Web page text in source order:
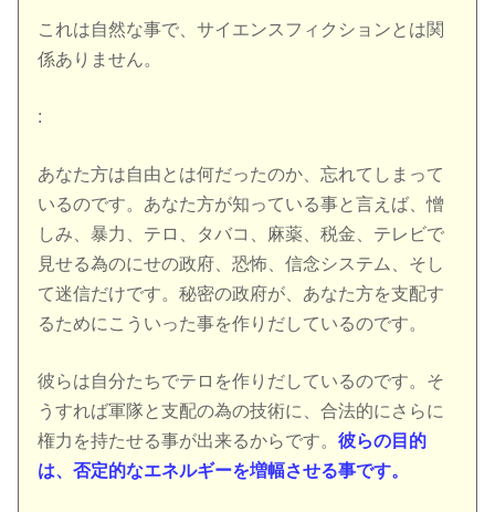
これは自然な事で、サイエンスフィクションとは関
係ありません。
:
あなた方は自由とは何だったのか、忘れてしまって
いるのです。あなた方が知っている事と言えば、憎
しみ、暴力、テロ、タバコ、麻薬、税金、テレビで
見せる為のにせの政府、恐怖、信念システム、そし
て迷信だけです。秘密の政府が、あなた方を支配す
るためにこういった事を作りだしているのです。
彼らは自分たちでテロを作りだしているのです。そ
うすれば軍隊と支配の為の技術に、合法的にさらに
権力を持たせる事が出来るからです。彼らの目的
は、否定的なエネルギーを増幅させる事です。